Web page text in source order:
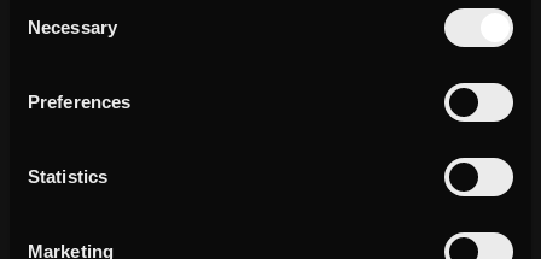
Selection
Necessary
Preferences
Statistics
Marketing
La comunicazione sui social è sempre più personale e guidata dalle
Per i brand non conta più solo quante persone si raggiungono, ma
q uanto si riesce a essere rilevanti per loro
Nel nostro nuovo report esploriamo l’evoluzione della creator
economy verso la sua fase più matura, la community economy.
partecipazione online: format, comportamenti e linguaggi che